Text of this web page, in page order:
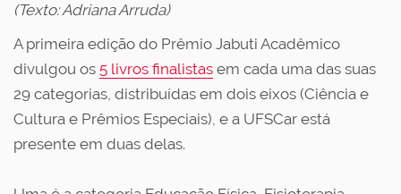
(Texto: Adriana Arruda)
A primeira edição do Prêmio Jabuti Acadêmico
divulgou os 5 livros finalistas em cada uma das suas
29 categorias, distribuídas em dois eixos (Ciência e
Cultura e Prêmios Especiais), e a UFSCar está
presente em duas delas.